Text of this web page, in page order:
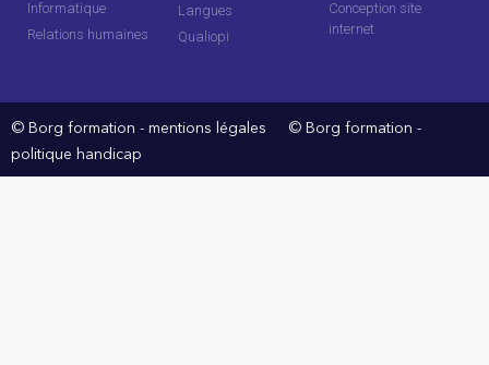
Informatique
Relations humaines
Langues
Qualiopi
Conception site
internet
© Borg formation - mentions légales © Borg formation -
politique handicap